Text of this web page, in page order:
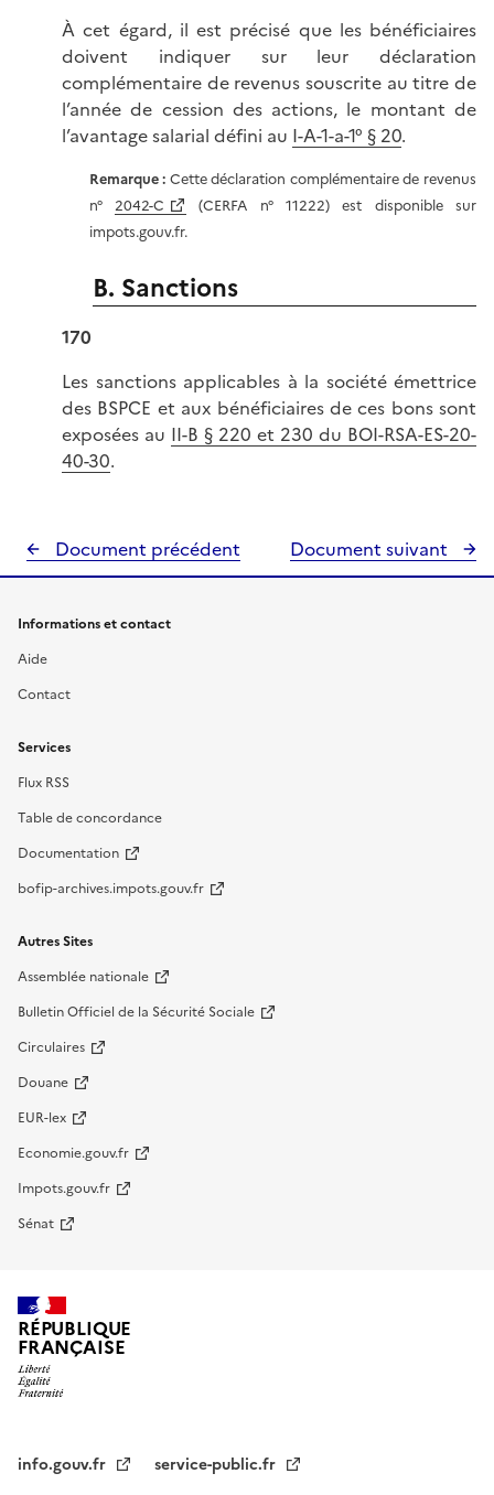
À cet égard, il est précisé que les bénéficiaires
doivent indiquer sur leur déclaration
complémentaire de revenus souscrite au titre de
l’année de cession des actions, le montant de
l’avantage salarial défini au I-A-1-a-1° § 20.
Remarque : Cette déclaration complémentaire de revenus
n°2042-C
(CERFA n° 11222) est disponible sur
impots.gouv.fr.
B. Sanctions
170
Les sanctions applicables à la société émettrice
des BSPCE et aux bénéficiaires de ces bons sont
exposées au II-B § 220 et 230 du BOI-RSA-ES-20-
40-30.
Document précédent Document suivant
Informations et contact
Aide
Contact
Services
Flux RSS
Table de concordance
Documentation
bofip-archives.impots.gouv.fr
Autres Sites
Assemblée nationale
Bulletin Officiel de la Sécurité Sociale
Circulaires
Douane
EUR-lex
Economie.gouv.fr
Impots.gouv.fr
Sénat
RÉPUBLIQUE
FRANÇAISE
info.gouv.fr service-public.fr